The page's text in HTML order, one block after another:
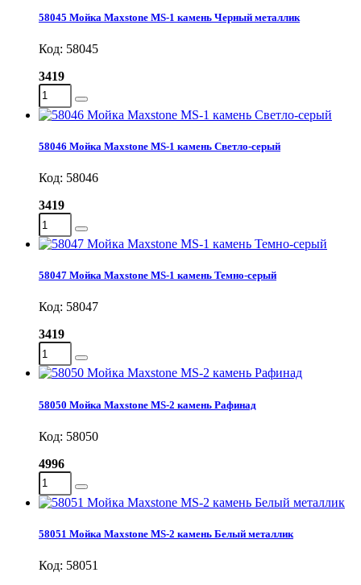
58045 Мойка Maxstone MS-1 камень Черный металлик
Код: 58045
3419
58046 Мойка Maxstone MS-1 камень Светло-серый
Код: 58046
3419
58047 Мойка Maxstone MS-1 камень Темно-серый
Код: 58047
3419
58050 Мойка Maxstone MS-2 камень Рафинад
Код: 58050
4996
58051 Мойка Maxstone MS-2 камень Белый металлик
Код: 58051